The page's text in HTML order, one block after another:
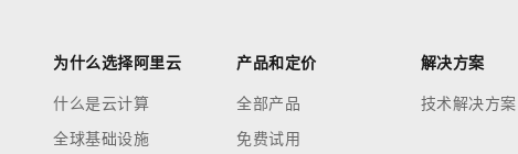
为什么选择阿里云
什么是云计算
全球基础设施
产品和定价
全部产品
免费试用
解决方案
技术解决方案